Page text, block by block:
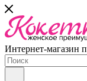
Интернет-магазин